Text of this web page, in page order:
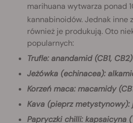
marihuana wytwarza ponad
kannabinoidów. Jednak inne
również je produkują. Oto
popularnych:
Trufle: anandamid (CB1, CB2)
Jeżówka (echinacea):
Korzeń maca: macamidy
Kava (pieprz metystynowy):
Papryczki chilli: kapsaicyna